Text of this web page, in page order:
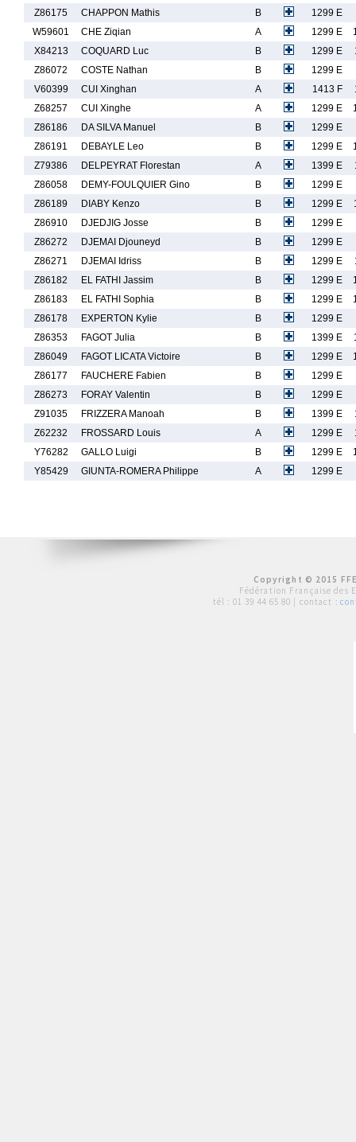
Z86175
CHAPPON Mathis B
1299 E
W59601
CHE Ziqian A 1299 E
X84213
COQUARD Luc B 1299 E
Z86072
COSTE Nathan B
1299 E
V60399
CUI Xinghan A 1413 F
Z68257
CUI Xinghe A 1299 E
Z86186
DA SILVA Manuel B
1299 E
Z86191
DEBAYLE Leo B 1299 E
Z79386
DELPEYRAT Florestan A 1399 E
Z86058
DEMY-FOULQUIER Gino B
1299 E
Z86189
DIABY Kenzo B 1299 E
Z86910
DJEDJIG Josse B
1299 E
Z86272
DJEMAI Djouneyd B
1299 E
Z86271
DJEMAI Idriss B 1299 E
Z86182
EL FATHI Jassim B 1299 E
Z86183
EL FATHI Sophia B 1299 E
Z86178
EXPERTON Kylie B
1299 E
Z86353
FAGOT Julia B 1399 E
Z86049
FAGOT LICATA Victoire B 1299 E
Z86177
FAUCHERE Fabien B
1299 E
Z86273
FORAY Valentin B
1299 E
Z91035
FRIZZERA Manoah B 1399 E
Z62232
FROSSARD Louis A 1299 E
Y76282
GALLO Luigi B 1299 E
Y85429
GIUNTA-ROMERA Philippe A 1299 E
Copyright © 2015
Fédération Française des
tél : 01 39 44 65 80 | contact :